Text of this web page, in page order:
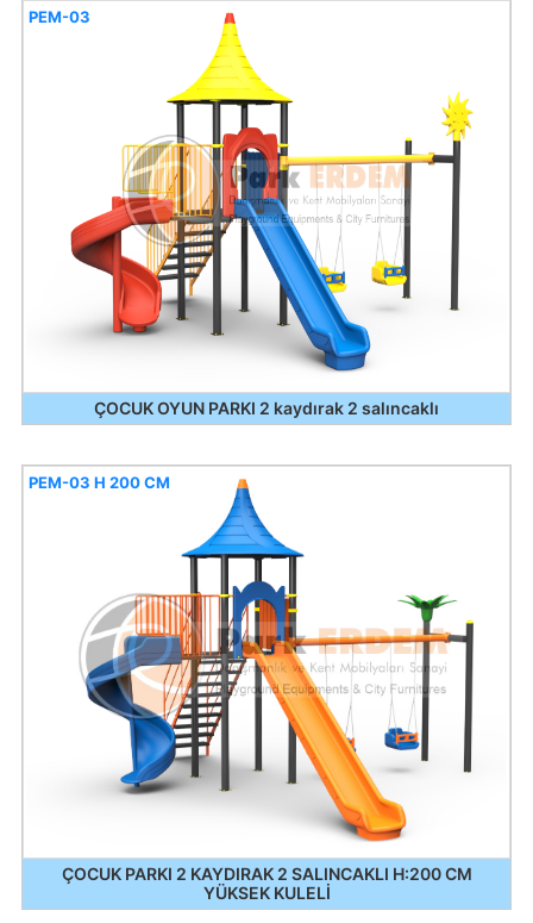
ÇOCUK OYUN PARKI 2 kaydırak 2 salıncaklı
PEM-03
ÇOCUK PARKI 2 KAYDIRAK 2 SALINCAKLI H:200 CM
YÜKSEK KULELİ
PEM-03 H 200 CM